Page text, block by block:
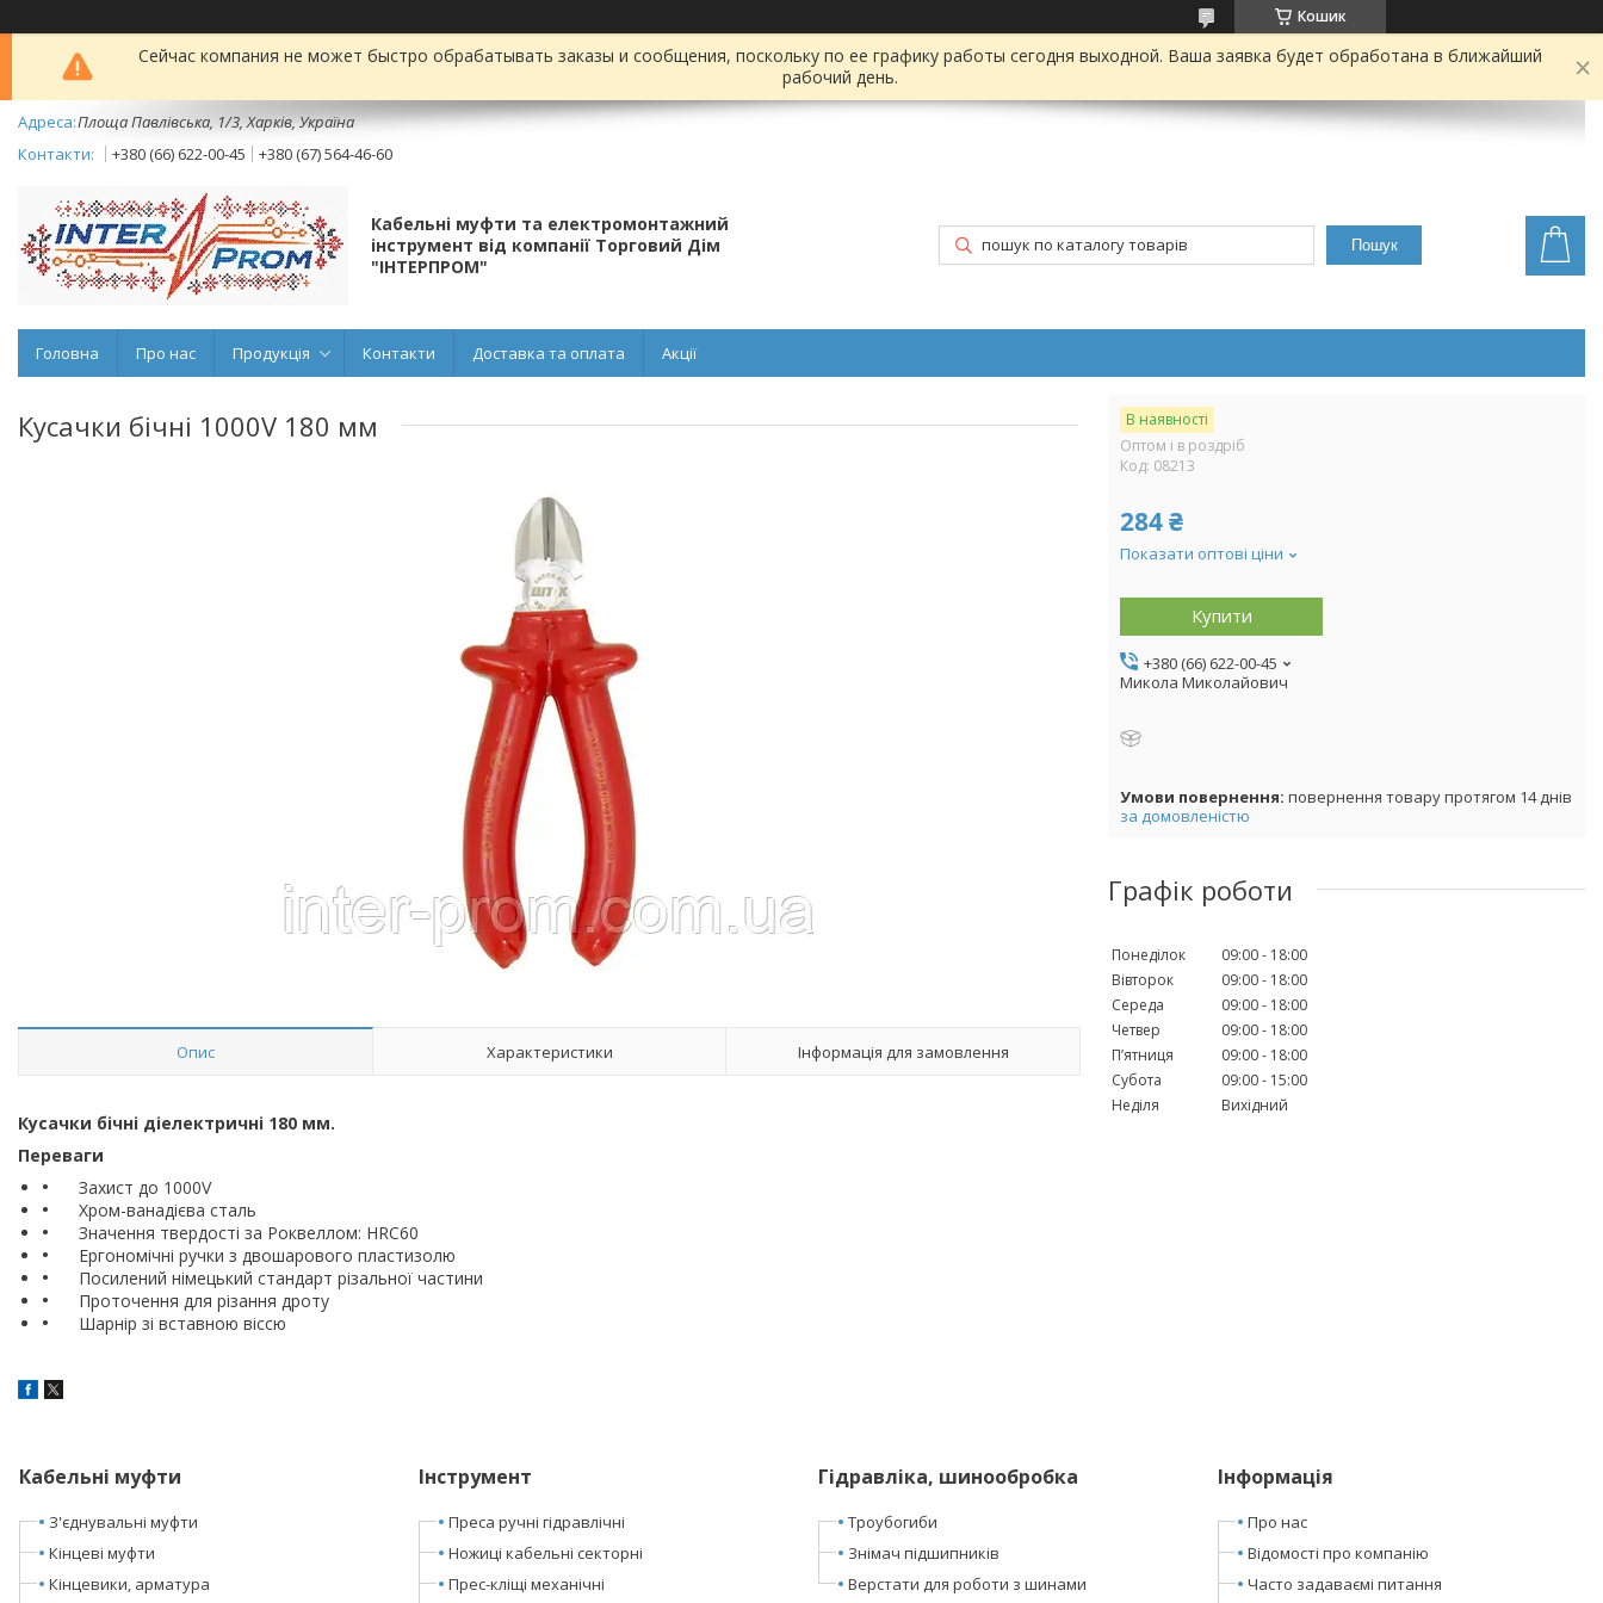
Кошик
Сейчас компания не может быстро обрабатывать заказы и сообщения, поскольку по ее графику работы сегодня выходной. Ваша заявка будет обработана в ближайший
рабочий день.
Площа Павлівська, 1/3, Харків, Україна
+380 (66) 622-00-45
+380 (67) 564-46-60
Кабельні муфти та електромонтажний
інструмент від компанії Торговий Дім
"ІНТЕРПРОМ"
Пошук
Головна Про нас Продукція Контакти Доставка та оплата Акції
Кусачки бічні 1000V 180 мм
Опис Характеристики Інформація для замовлення
Кусачки бічні діелектричні 180 мм.
Переваги
Захист до 1000V
Хром-ванадієва сталь
Значення твердості за Роквеллом: HRC60
Ергономічні ручки з двошарового пластизолю
Посилений німецький стандарт різальної частини
Проточення для різання дроту
Шарнір зі вставною віссю
В наявності
Оптом і в роздріб
Код: 08213
284 ₴
Показати оптові ціни
Купити
+380 (66) 622-00-45
Микола Миколайович
повернення товару протягом 14 днів
за домовленістю
Графік роботи
Понеділок 09:00
18:00
Вівторок
09:00
18:00
Середа
09:00
18:00
Четвер
09:00
18:00
Пʼятниця
09:00
18:00
Субота
09:00
15:00
Неділя
Вихідний
Кабельні муфти
З'єднувальні муфти
Кінцеві муфти
Кінцевики, арматура
Інструмент
Преса ручні гідравлічні
Ножиці кабельні секторні
Прес-кліщі механічні
Гідравліка, шинообробка
Троубогиби
Знімач підшипників
Верстати для роботи з шинами
Інформація
Про нас
Відомості про компанію
Часто задаваємі питання